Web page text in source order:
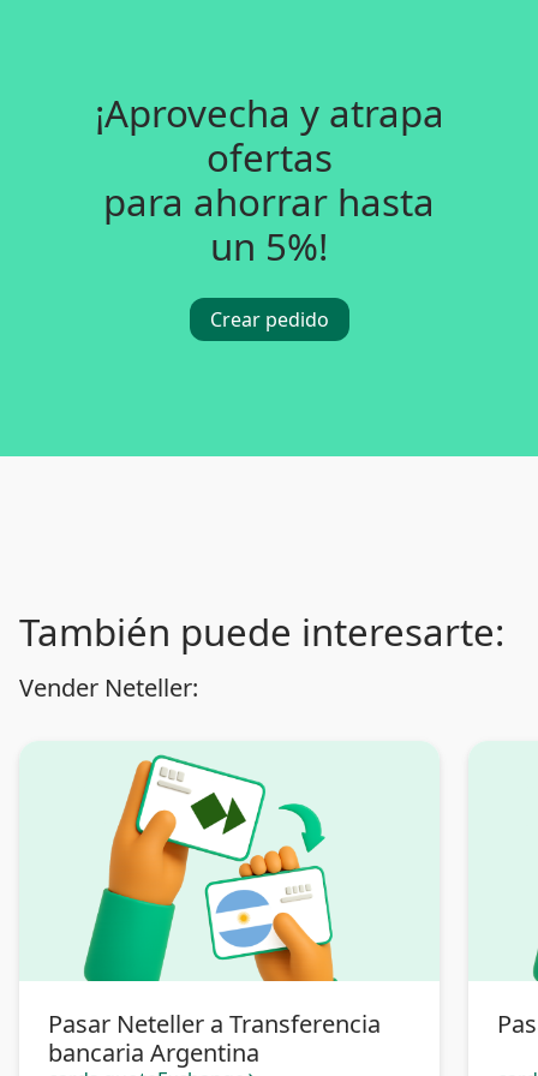
¡Aprovecha y atrapa
ofertas
para ahorrar hasta
un 5%!
Crear pedido
También puede interesarte:
Vender Neteller:
Pasar Neteller a Transferencia
bancaria Argentina